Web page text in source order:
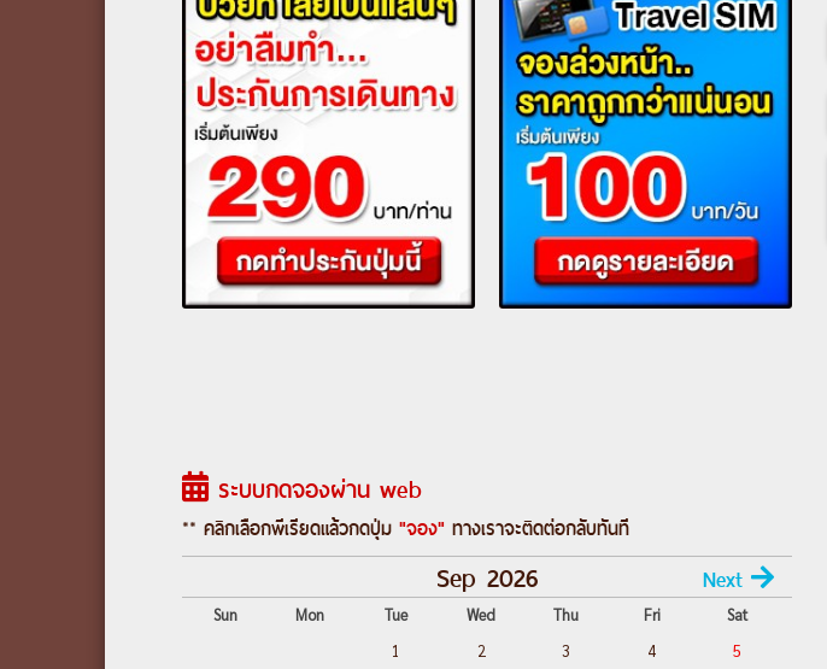
ระบบกดจองผ่าน web
** คลิกเลือกพีเรียดแล้วกดปุ่ม"จอง" ทางเราจะติดต่อกลับทันที
Sep 2026 Next
Sun Mon Tue Wed Thu Fri
Sat
1
2 3 4 5